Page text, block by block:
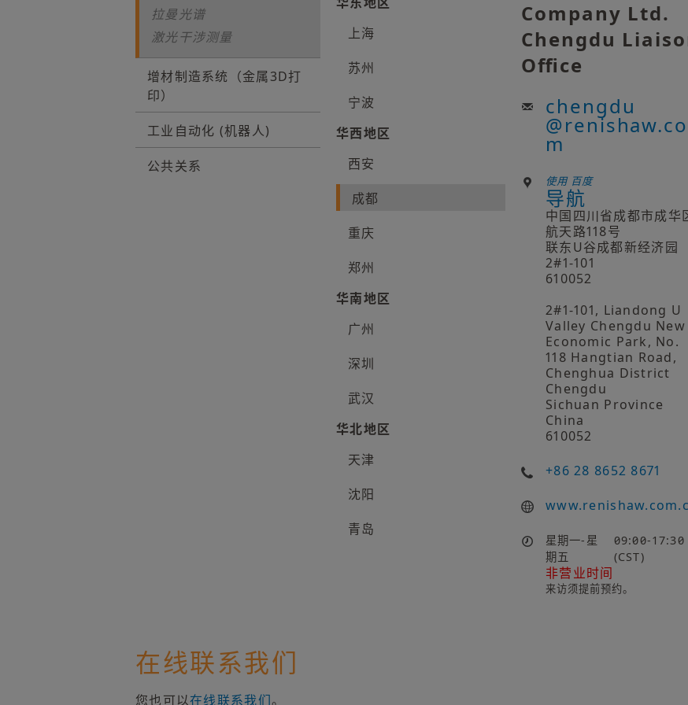
拉曼光谱
激光干涉测量
增材制造系统（金属3D打
印）
工业自动化 (机器人)
公共关系
上海
苏州
宁波
华西地区
西安
成都
重庆
郑州
华南地区
广州
深圳
武汉
华北地区
天津
沈阳
青岛
Company Ltd.
Chengdu
Office
chengdu
@renishaw.co
m
使用 百度
导航
中国四川省成都市成华
航天路118号
联东U谷成都新经济园
2#1-101
610052
2#1-101, Liandong U
Valley Chengdu New
Economic Park, No.
118 Hangtian Road,
Chenghua District
Chengdu
Sichuan Province
China
610052
+86 28 8652 8671
星期一-星
期五
09:00-17:30
(CST)
非营业时间
来访须提前预约。
在线联系我们
您也可以在线联系我们。